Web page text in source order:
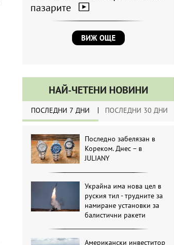
пазарите
ВИЖ ОЩЕ
НАЙ-ЧЕТЕНИ НОВИНИ
ПОСЛЕДНИ 7 ДНИ ПОСЛЕДНИ 30 ДНИ
Последно забелязан в
Кореком. Днес – в
JULIANY
Украйна има нова цел в
руския тил - трудните за
намиране установки за
балистични ракети
Американски инвеститор